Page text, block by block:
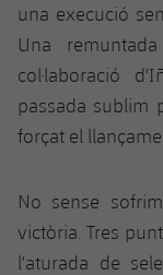
una execució
Una
col·laboració
passada sublim
forçat el
No sense
victòria. Tres
l'aturada de